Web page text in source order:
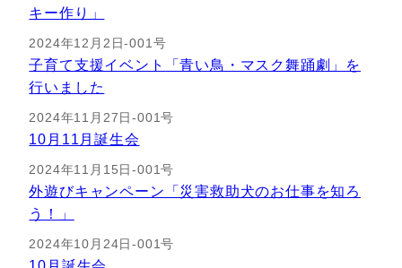
キー作り」
2024年12月2日-001号
子育て支援イベント「青い鳥・マスク舞踊劇」を
行いました
2024年11月27日-001号
10月11月誕生会
2024年11月15日-001号
外遊びキャンペーン「災害救助犬のお仕事を知ろ
う！」
2024年10月24日-001号